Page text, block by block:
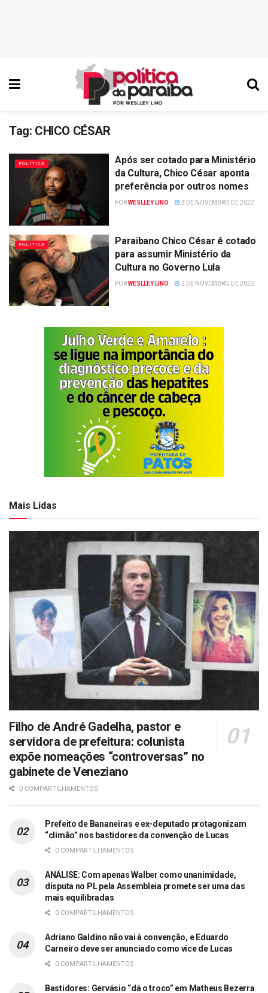
Tag: CHICO CÉSAR
POLÍTICA
Após ser cotado para Ministério
da Cultura, Chico César aponta
preferência por outros nomes
PORWESLLEY LINO 3 DE NOVEMBRO DE 2022
POLÍTICA
Paraibano Chico César é cotado
para assumir Ministério da
Cultura no Governo Lula
PORWESLLEY LINO 2 DE NOVEMBRO DE 2022
Mais Lidas
Filho de André Gadelha, pastor e
servidora de prefeitura: colunista
expõe nomeações “controversas” no
gabinete de Veneziano
0 COMPARTILHAMENTOS
Prefeito de Bananeiras e ex-deputado protagonizam
“climão” nos bastidores da convenção de Lucas
0 COMPARTILHAMENTOS
ANÁLISE: Com apenas Walber como unanimidade,
disputa no PL pela Assembleia promete ser uma das
mais equilibradas
0 COMPARTILHAMENTOS
Adriano Galdino não vai à convenção, e Eduardo
Carneiro deve ser anunciado como vice de Lucas
0 COMPARTILHAMENTOS
Bastidores: Gervásio “dá o troco” em Matheus Bezerra